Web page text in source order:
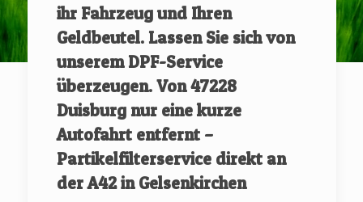
ihr Fahrzeug und Ihren
Geldbeutel. Lassen Sie sich von
unserem DPF-Service
überzeugen. Von47228
Duisburg nur eine kurze
Autofahrt entfernt –
Partikelfilterservice direkt an
der A42 in Gelsenkirchen